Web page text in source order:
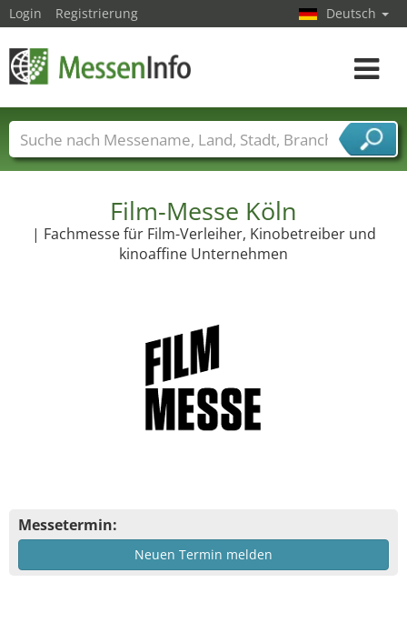
Film-Messe Köln
| Fachmesse für Film-Verleiher, Kinobetreiber und
kinoaffine Unternehmen
Messetermin:
Neuen Termin melden
Login Registrierung Deutsch
Toggle
Messenamen Länder Städte
Branchen